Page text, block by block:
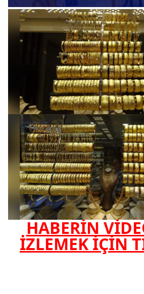
HABERİN
İZLEMEK İÇİN